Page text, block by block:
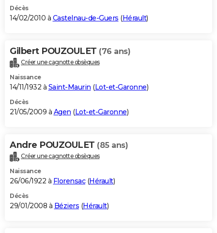
Décès
14/02/2010 à Castelnau-de-Guers (Hérault)
Gilbert POUZOULET (76 ans)
Créer une cagnotte obsèques
Naissance
14/11/1932 à Saint-Maurin (Lot-et-Garonne)
Décès
21/05/2009 à Agen (Lot-et-Garonne)
Andre POUZOULET (85 ans)
Créer une cagnotte obsèques
Naissance
26/06/1922 à Florensac(Hérault)
Décès
29/01/2008 à Béziers (Hérault)